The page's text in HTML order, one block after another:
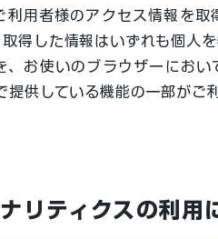
利用者様のアクセス情報を
得した情報はいずれも個人
、お使いのブラウザーにお
供している機能の一部がご
リティクスの利用